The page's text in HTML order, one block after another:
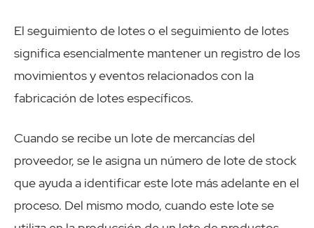
El seguimiento de lotes o el seguimiento de lotes
significa esencialmente mantener un registro de los
movimientos y eventos relacionados con la
fabricación de lotes específicos.
Cuando se recibe un lote de mercancías del
proveedor, se le asigna un número de lote de stock
que ayuda a identificar este lote más adelante en el
proceso. Del mismo modo, cuando este lote se